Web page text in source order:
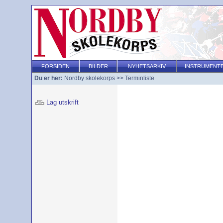
FORSIDEN BILDER NYHETSARKIV
Du er her: Nordby skolekorps >> Terminliste
Lag utskrift